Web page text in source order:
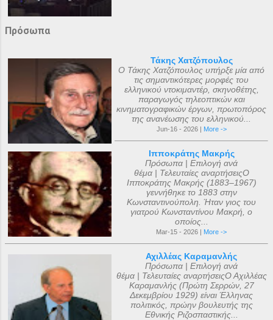
Πρόσωπα
Τάκης Χατζόπουλος
Ο Τάκης Χατζόπουλος υπήρξε μία από
τις σημαντικότερες μορφές του
ελληνικού ντοκιμαντέρ, σκηνοθέτης,
παραγωγός τηλεοπτικών και
κινηματογραφικών έργων, πρωτοπόρος
της ανανέωσης του ελληνικού...
Jun-16 - 2026 | More ->
Ιπποκράτης Μακρής
Πρόσωπα | Επιλογή ανά
θέμα | Τελευταίες αναρτήσειςΟ
Ιπποκράτης Μακρής (1883–1967)
γεννήθηκε το 1883 στην
Κωνσταντινούπολη. Ήταν γιος του
γιατρού Κωνσταντίνου Μακρή, ο
οποίος...
Mar-15 - 2026 | More ->
Αχιλλέας Καραμανλής
Πρόσωπα | Επιλογή ανά
θέμα | Τελευταίες αναρτήσειςΟ Αχιλλέας
Καραμανλής (Πρώτη Σερρών, 27
Δεκεμβρίου 1929) είναι Έλληνας
πολιτικός, πρώην βουλευτής της
Εθνικής Ριζοσπαστικής...